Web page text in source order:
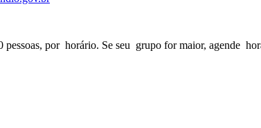
por horário. Se seu grupo for maior, agende